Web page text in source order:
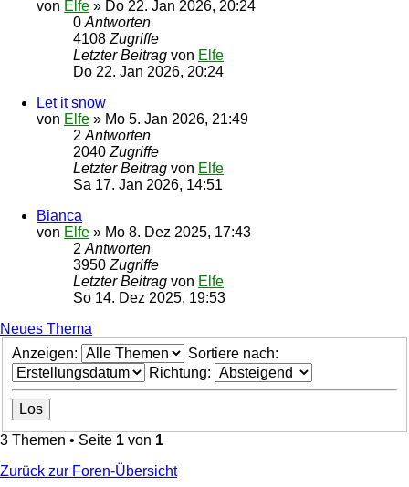
von Elfe » Do 22. Jan 2026, 20:24
0 Antworten
4108 Zugriffe
Letzter Beitrag von Elfe
Do 22. Jan 2026, 20:24
Let it snow
von Elfe » Mo 5. Jan 2026, 21:49
2 Antworten
2040 Zugriffe
Letzter Beitrag von Elfe
Sa 17. Jan 2026, 14:51
Bianca
von Elfe » Mo 8. Dez 2025, 17:43
2 Antworten
3950 Zugriffe
Letzter Beitrag von Elfe
So 14. Dez 2025, 19:53
Neues Thema
Anzeigen:
Sortiere nach:
Richtung:
3 Themen • Seite 1 von 1
Zurück zur Foren-Übersicht